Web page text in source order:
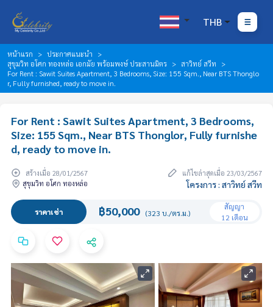
THB
หน้าแรก
ประกาศแนะนำ
สุขุมวิท อโศก ทองหล่อ เอกมัย พร้อมพงษ์ ประสานมิตร
สาวิทย์ สวีท
For Rent : Sawit Suites Apartment, 3 Bedrooms, Size: 155 Sqm., Near BTS Thonglo
r, Fully furnished, ready to move in.
For Rent : Sawit Suites Apartment, 3 Bedrooms,
Size: 155 Sqm., Near BTS Thonglor, Fully furnishe
d, ready to move in.
สร้างเมื่อ 28/01/2567
แก้ไขล่าสุดเมื่อ 23/03/2567
สุขุมวิท อโศก ทองหล่อ
โครงการ : สาวิทย์ สวีท
ราคาเช่า ฿50,000 (323 บ./ตร.ม.)
สัญญา
12 เดือน